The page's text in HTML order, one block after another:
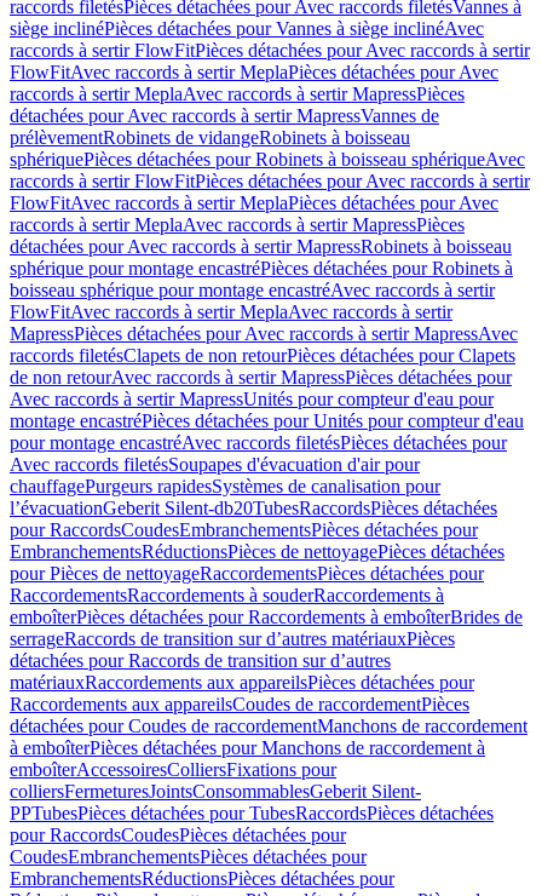
raccords filetésPièces détachées pour Avec raccords filetésVannes à
siège inclinéPièces détachées pour Vannes à siège inclinéAvec
raccords à sertir FlowFitPièces détachées pour Avec raccords à sertir
FlowFitAvec raccords à sertir MeplaPièces détachées pour Avec
raccords à sertir MeplaAvec raccords à sertir MapressPièces
détachées pour Avec raccords à sertir MapressVannes de
prélèvementRobinets de vidangeRobinets à boisseau
sphériquePièces détachées pour Robinets à boisseau sphériqueAvec
raccords à sertir FlowFitPièces détachées pour Avec raccords à sertir
FlowFitAvec raccords à sertir MeplaPièces détachées pour Avec
raccords à sertir MeplaAvec raccords à sertir MapressPièces
détachées pour Avec raccords à sertir MapressRobinets à boisseau
sphérique pour montage encastréPièces détachées pour Robinets à
boisseau sphérique pour montage encastréAvec raccords à sertir
FlowFitAvec raccords à sertir MeplaAvec raccords à sertir
MapressPièces détachées pour Avec raccords à sertir MapressAvec
raccords filetésClapets de non retourPièces détachées pour Clapets
de non retourAvec raccords à sertir MapressPièces détachées pour
Avec raccords à sertir MapressUnités pour compteur d'eau pour
montage encastréPièces détachées pour Unités pour compteur d'eau
pour montage encastréAvec raccords filetésPièces détachées pour
Avec raccords filetésSoupapes d'évacuation d'air pour
chauffagePurgeurs rapidesSystèmes de canalisation pour
l’évacuationGeberit Silent-db20TubesRaccordsPièces détachées
pour RaccordsCoudesEmbranchementsPièces détachées pour
EmbranchementsRéductionsPièces de nettoyagePièces détachées
pour Pièces de nettoyageRaccordementsPièces détachées pour
RaccordementsRaccordements à souderRaccordements à
emboîterPièces détachées pour Raccordements à emboîterBrides de
serrageRaccords de transition sur d’autres matériauxPièces
détachées pour Raccords de transition sur d’autres
matériauxRaccordements aux appareilsPièces détachées pour
Raccordements aux appareilsCoudes de raccordementPièces
détachées pour Coudes de raccordementManchons de raccordement
à emboîterPièces détachées pour Manchons de raccordement à
emboîterAccessoiresColliersFixations pour
colliersFermeturesJointsConsommablesGeberit Silent-
PPTubesPièces détachées pour TubesRaccordsPièces détachées
pour RaccordsCoudesPièces détachées pour
CoudesEmbranchementsPièces détachées pour
EmbranchementsRéductionsPièces détachées pour